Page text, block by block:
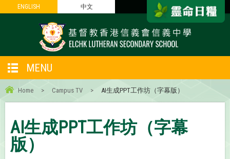
ENGLISH 中文
ENGLISH 中文
MENU
Home > Campus TV > AI生成PPT工作坊（字幕版）
AI生成PPT工作坊（字幕
版）